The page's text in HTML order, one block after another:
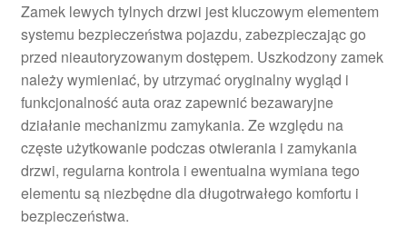
Zamek lewych tylnych drzwi jest kluczowym elementem
systemu bezpieczeństwa pojazdu, zabezpieczając go
przed nieautoryzowanym dostępem. Uszkodzony zamek
należy wymieniać, by utrzymać oryginalny wygląd i
funkcjonalność auta oraz zapewnić bezawaryjne
działanie mechanizmu zamykania. Ze względu na
częste użytkowanie podczas otwierania i zamykania
drzwi, regularna kontrola i ewentualna wymiana tego
elementu są niezbędne dla długotrwałego komfortu i
bezpieczeństwa.